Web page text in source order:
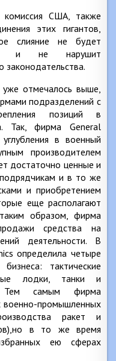
комиссия США, также
этих гигантов,
слияние не будет
и не нарушит
законодательства.
уже отмечалось выше,
подразделений с
позиций в
Так, фирма General
в военный
производителем
достаточно ценные и
и в то же
и приобретением
еще располагают
образом, фирма
средства на
деятельности. В
определила четыре
тактические
лодки, танки и
Тем самым фирма
военно-промышленных
ракет и
в то же время
ею сферах